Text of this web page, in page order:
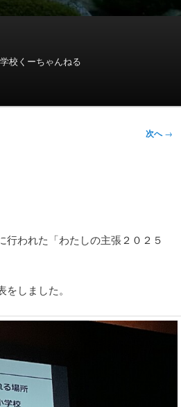
校くーちゃんねる
次へ→
われた「わたしの主張２０２５
しました。